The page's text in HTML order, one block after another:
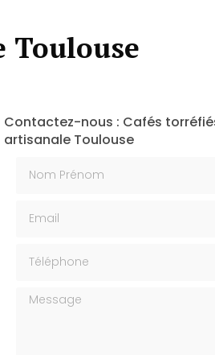
Toulouse
Contactez-nous : Cafés
artisanale Toulouse
Message